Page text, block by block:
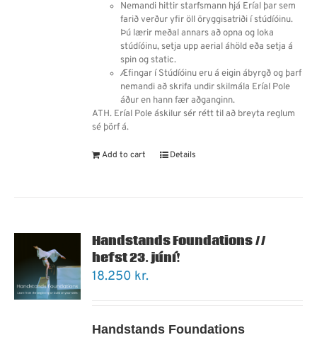
Nemandi hittir starfsmann hjá Eríal þar sem
farið verður yfir öll öryggisatriði í stúdíóinu.
Þú lærir meðal annarsaðopna og loka
stúdíóinu, setja upp aerial áhöld eða setja á
spin og static.
Æfingar í Stúdíóinu eru á eigin ábyrgð og þarf
nemandiað skrifa undir skilmála Eríal Pole
áður en hann fær aðganginn.
ATH. Eríal Pole áskilur sér rétt til að breyta reglum
sé þörf á.
Add to cart Details
Handstands Foundations //
hefst 23. júní!
18.250 kr.
Handstands Foundations